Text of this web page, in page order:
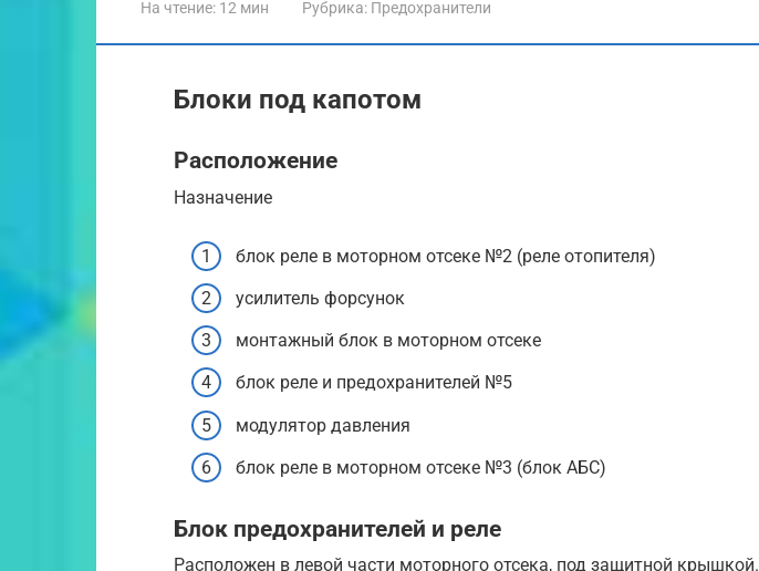
На чтение: 12 мин Рубрика: Предохранители
Блоки под капотом
Расположение
Назначение
блок реле в моторном отсеке №2 (реле отопителя)
усилитель форсунок
монтажный блок в моторном отсеке
блок реле и предохранителей №5
модулятор давления
блок реле в моторном отсеке №3 (блок АБС)
Блок предохранителей и реле
Расположен в левой части моторного отсека, под защитной крышкой.